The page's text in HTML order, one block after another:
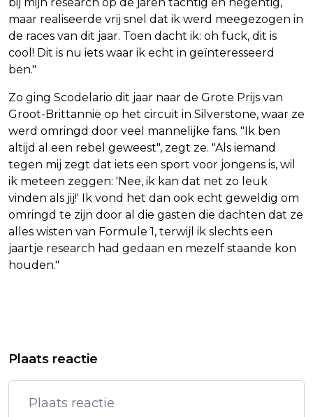
maar realiseerde vrij snel dat ik werd meegezogen in
de races van dit jaar. Toen dacht ik: oh fuck, dit is
cool! Dit is nu iets waar ik echt in geïnteresseerd
ben."
Zo ging Scodelario dit jaar naar de Grote Prijs van
Groot-Brittannië op het circuit in Silverstone, waar ze
werd omringd door veel mannelijke fans. "Ik ben
altijd al een rebel geweest", zegt ze. "Als iemand
tegen mij zegt dat iets een sport voor jongens is, wil
ik meteen zeggen: 'Nee, ik kan dat net zo leuk
vinden als jij!' Ik vond het dan ook echt geweldig om
omringd te zijn door al die gasten die dachten dat ze
alles wisten van Formule 1, terwijl ik slechts een
jaartje research had gedaan en mezelf staande kon
houden."
KONATÉ WEGVALLEN BIJ LIVERPOOL
PRO-PALESTIJNSE BETOGERS KIEZEN
STOPERA ALS LOCATIE VOOR
PROTEST
Plaats reactie